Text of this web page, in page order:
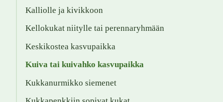
Kalliolle ja kivikkoon
Kellokukat niitylle tai perennaryhmään
Keskikostea kasvupaikka
Kuiva tai kuivahko kasvupaikka
Kukkanurmikko siemenet